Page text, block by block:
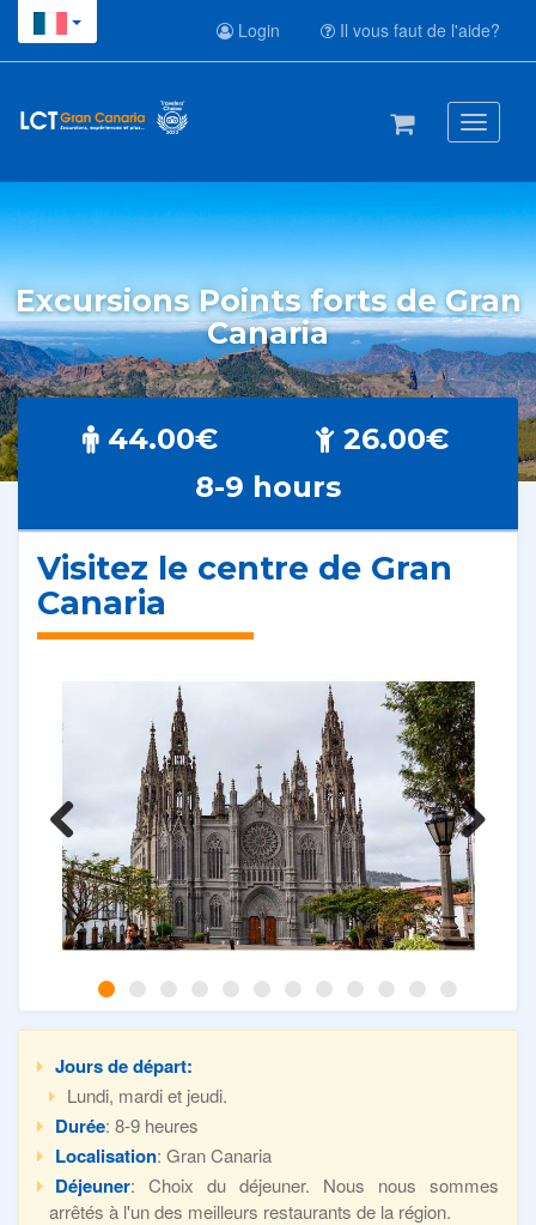
Login Il vous faut de l'aide?
Toggle
Excursions Points forts de Gran
Canaria
44.00€
26.00€
8-9 hours
Visitez le centre de Gran
Canaria
Previous Next
Jours de départ:
Lundi, mardi et jeudi.
Durée: 8-9 heures
Localisation: Gran Canaria
Déjeuner: Choix du déjeuner. Nous nous sommes
arrêtés à l'un des meilleurs restaurants de la région.